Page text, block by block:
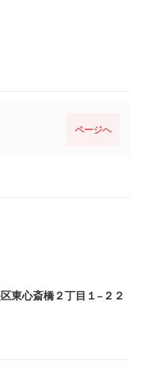
ページへ
東心斎橋２丁目１−２２